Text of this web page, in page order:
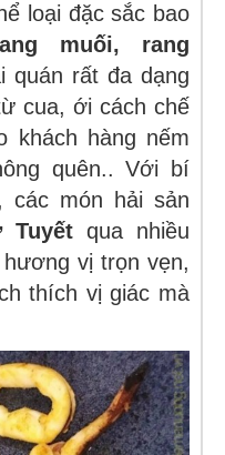
loại đặc sắc bao
muối, rang
quán rất đa dạng
cua, ới cách chế
khách hàng nếm
quên.. Với bí
các món hải sản
Tuyết qua nhiều
vị trọn vẹn,
thích vị giác mà